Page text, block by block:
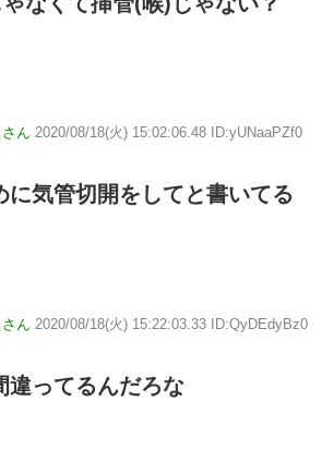
ん 2020/08/18(火) 15:02:06.48 ID:yUNaaPZf0
に気管切開をしてと書いてる
ん 2020/08/18(火) 15:22:03.33 ID:QyDEdyBz0
違ってるんだろな